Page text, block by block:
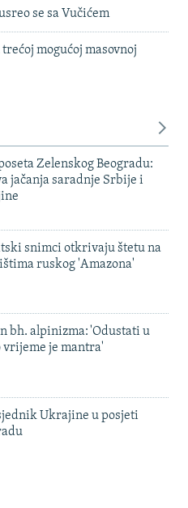
se sa Vučićem
mogućoj masovnoj
Zelenskog Beogradu:
jačanja saradnje Srbije i
snimci otkrivaju štetu na
ruskog 'Amazona'
bh. alpinizma: 'Odustati u
vrijeme je mantra'
Ukrajine u posjeti